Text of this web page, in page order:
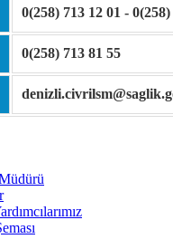
0(258) 713 12 01 -
0(258) 713 81 55